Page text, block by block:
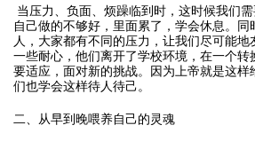
当压力、负面、烦躁临到时，这时候我们
自己做的不够好，里面累了，学会休息。
人，大家都有不同的压力，让我们尽可能
一些耐心，他们离开了学校环境，在一个
要适应，面对新的挑战。因为上帝就是这
们也学会这样待人待己。
二、从早到晚喂养自己的灵魂